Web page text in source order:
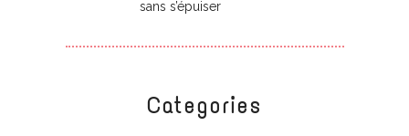
sans s’épuiser
Categories